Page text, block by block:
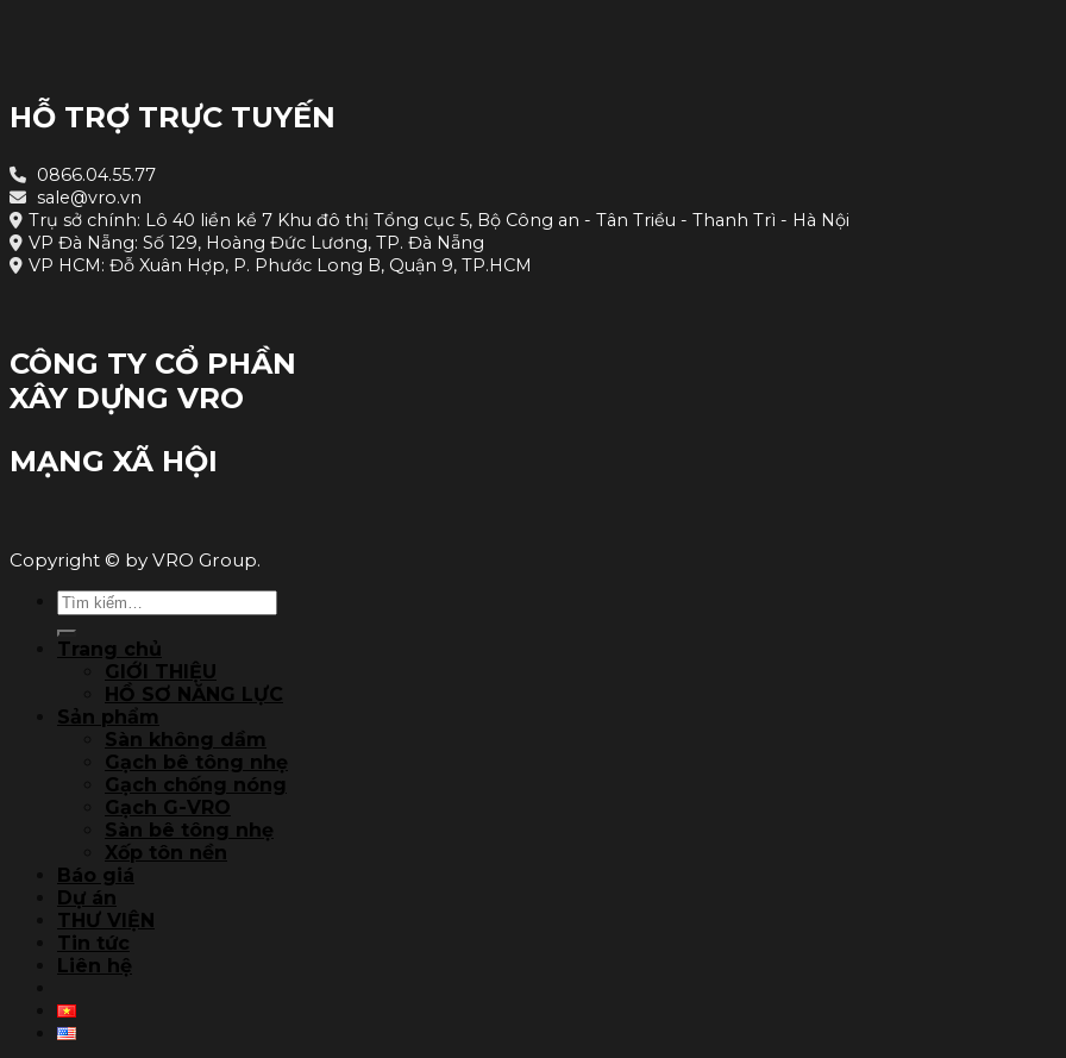
HỖ TRỢ TRỰC TUYẾN
0866.04.55.77
sale@vro.vn
Trụ sở chính: Lô 40 liền kề 7 Khu đô thị Tổng cục 5, Bộ Công an - Tân Triều - Thanh Trì - Hà Nội
VP Đà Nẵng: Số 129, Hoàng Đức Lương, TP. Đà Nẵng
VP HCM: Đỗ Xuân Hợp, P. Phước Long B, Quận 9, TP.HCM
CÔNG TY CỔ PHẦN
XÂY DỰNG VRO
MẠNG XÃ HỘI
Copyright © by VRO Group.
Tìm
kiếm:
Trang chủ
GIỚI THIỆU
HỒ SƠ NĂNG LỰC
Sản phẩm
Sàn không dầm
Gạch bê tông nhẹ
Gạch chống nóng
Gạch G-VRO
Sàn bê tông nhẹ
Xốp tôn nền
Báo giá
Dự án
THƯ VIỆN
Tin tức
Liên hệ